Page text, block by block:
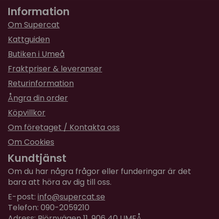
var sida om vägghörnet)
80 hög x 28 cm bred
100 hög x 56 cm bred
för 8 månader sedan
Perfekt utformning och storlek 👍
Reijo
för 2 år sedan
katten blev glad o nöjd
Information
Om Supercat
Kattguiden
Butiken i Umeå
Fraktpriser & leveranser
Returinformation
Ångra din order
Köpvillkor
Om företaget / Kontakta oss
Om Cookies
Kundtjänst
Om du har några frågor eller funderingar är det
bara att höra av dig till oss.
E-post: info@supercat.se
Telefon: 090-2059210